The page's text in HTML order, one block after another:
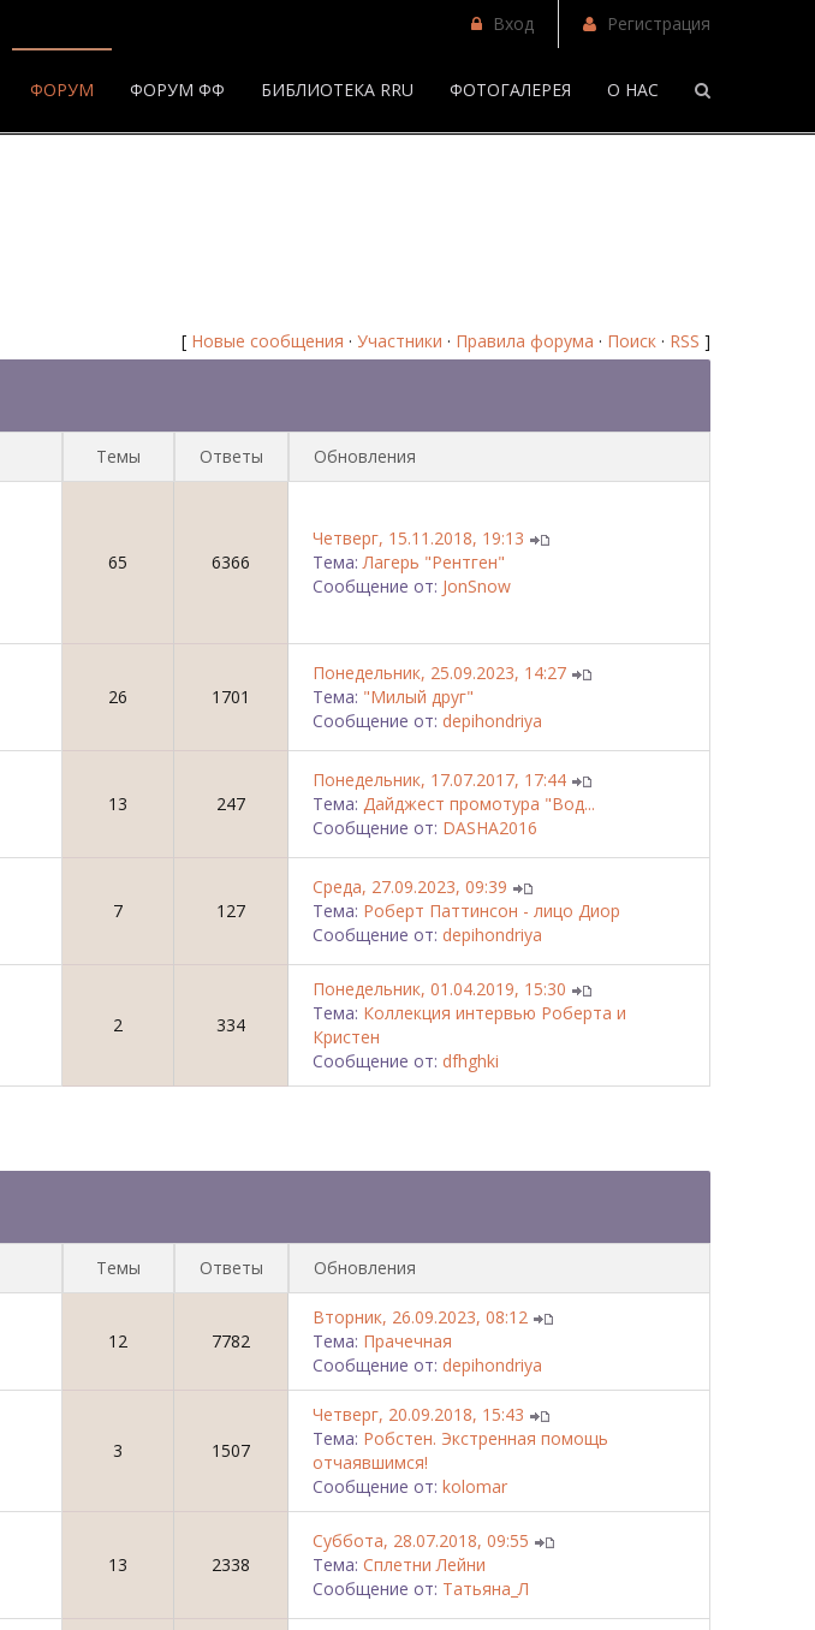
Вход Регистрация
ФОРУМ ФОРУМ ФФ БИБЛИОТЕКА RRU ФОТОГАЛЕРЕЯ О НАС
[ Новые сообщения · Участники · Правила форума · Поиск · RSS ]
Темы Ответы Обновления
65 6366
Четверг, 15.11.2018, 19:13
Тема:Лагерь "Рентген"
Сообщение от: JonSnow
26 1701
Понедельник, 25.09.2023, 14:27
Тема: "Милый друг"
Сообщение от: depihondriya
13 247
Понедельник, 17.07.2017, 17:44
Тема: Дайджест промотура "Вод...
Сообщение от: DASHA2016
7 127
Среда, 27.09.2023, 09:39
Тема: Роберт Паттинсон - лицо Диор
Сообщение от: depihondriya
2 334
Понедельник, 01.04.2019, 15:30
Тема: Коллекция интервью Роберта и
Кристен
Сообщение от: dfhghki
Темы Ответы Обновления
12 7782
Вторник, 26.09.2023, 08:12
Тема: Прачечная
Сообщение от: depihondriya
3 1507
Четверг, 20.09.2018, 15:43
Тема: Робстен. Экстренная помощь
отчаявшимся!
Сообщение от: kolomar
13 2338
Суббота, 28.07.2018, 09:55
Тема: Сплетни Лейни
Сообщение от: Татьяна_Л